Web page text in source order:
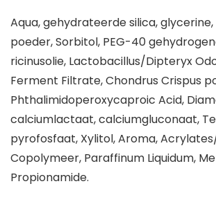
Aqua, gehydrateerde silica,
poeder, Sorbitol, PEG-40
ricinusolie, Lactobacillus/Dipteryx
Ferment Filtrate, Chondrus Crispus
Phthalimidoperoxycaproic Acid,
calciumlactaat, calciumgluconaat,
pyrofosfaat, Xylitol, Aroma,
Copolymeer, Paraffinum Liquidum,
Propionamide.